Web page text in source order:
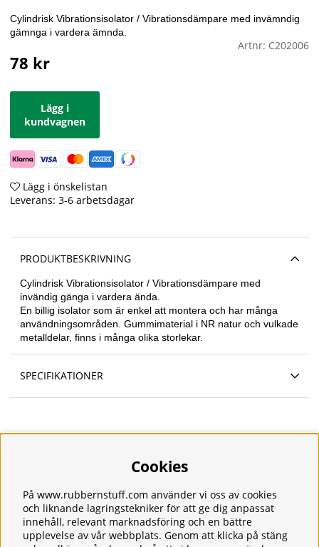
Cylindrisk Vibrationsisolator / Vibrationsdämpare med invämndig
gämnga i vardera ämnda.
Artnr: C202006
78 kr
Lägg i
kundvagnen
Lägg i önskelistan
Leverans: 3-6 arbetsdagar
PRODUKTBESKRIVNING
Cylindrisk Vibrationsisolator / Vibrationsdämpare med
invändig gänga i vardera ända.
En billig isolator som är enkel att montera och har många
användningsområden. Gummimaterial i NR natur och vulkade
metalldelar, finns i många olika storlekar.
SPECIFIKATIONER
Frakt
Integritetspolicy
Kontakt
Kundservice
Om oss
Cookies
På www.rubbernstuff.com använder vi oss av cookies
och liknande lagringstekniker för att ge dig anpassat
innehåll, relevant marknadsföring och en bättre
upplevelse av vår webbplats. Genom att klicka på stäng